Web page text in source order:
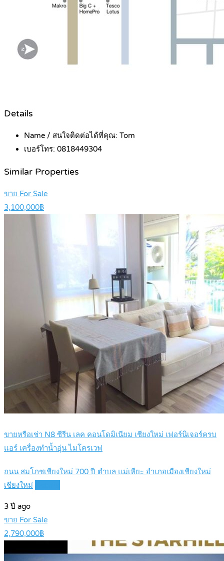
Details
Name / สนใจติดต่อได้ที่คุณ: Tom
เบอร์โทร: 0818449304
Similar Properties
ขาย For Sale
3,100,000฿
ขายหรือเช่า N8 ซีรีน เลค คอนโดมิเนียม เชียงใหม่ เฟอร์นิเจอร์ครบ
แอร์ เครื่องทำน้ำอุ่น ไมโครเวฟ
ถนน สมโภชเชียงใหม่ 700 ปี ตำบล แม่เหียะ อำเภอเมืองเชียงใหม่
เชียงใหม่
3 ปี ago
ขาย For Sale
2,790,000฿